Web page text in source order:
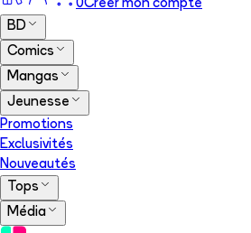
0Créer mon compte
BD
Comics
Mangas
Jeunesse
Promotions
Exclusivités
Nouveautés
Tops
Média